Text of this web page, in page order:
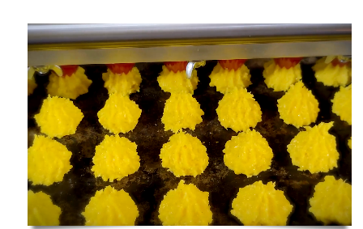
Loaded Progress
0%
زمان